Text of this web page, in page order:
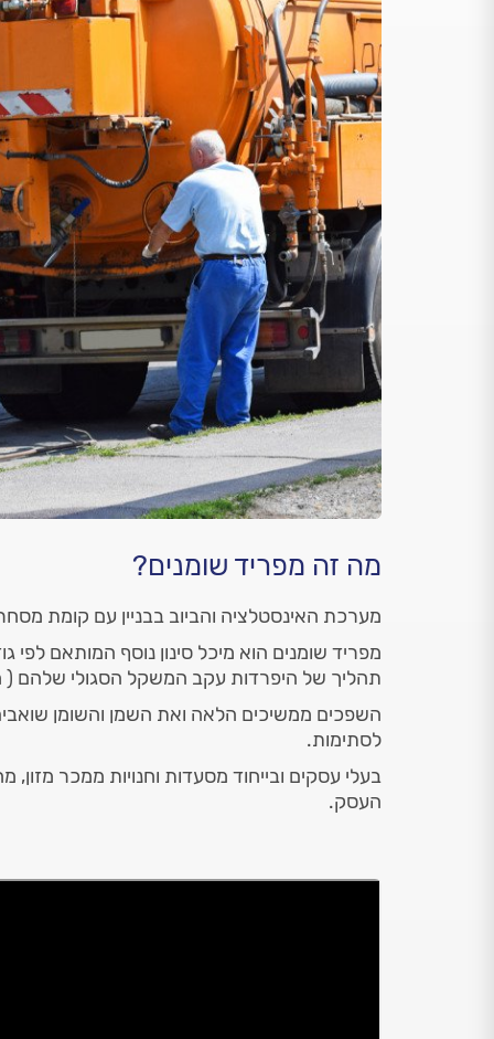
מה זה מפריד שומנים?
מערכת האינסטלציה והביוב בבניין עם קומת
מפריד שומנים הוא מיכל סינון נוסף המותאם לפי
תהליך של היפרדות עקב המשקל הסגולי שלהם (
השפכים ממשיכים הלאה ואת השמן והשומן
לסתימות.
בעלי עסקים ובייחוד מסעדות וחנויות ממכר
העסק.